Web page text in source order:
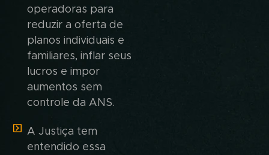
operadoras para
reduzir a oferta de
planos individuais e
familiares, inflar seus
lucros e impor
aumentos sem
controle da ANS.
A Justiça tem
entendido essa